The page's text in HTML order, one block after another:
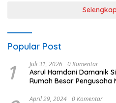
Popular Post
1 Juli 31, 2026 0 Komentar
Asrul Hamdani Damanik
Rumah Besar Pengusaha
April 29, 2024 0 Komentar